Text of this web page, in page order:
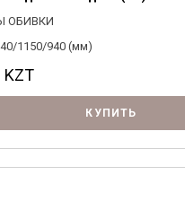
ОБИВКИ
1150/940 (мм)
KZT
КУПИТЬ